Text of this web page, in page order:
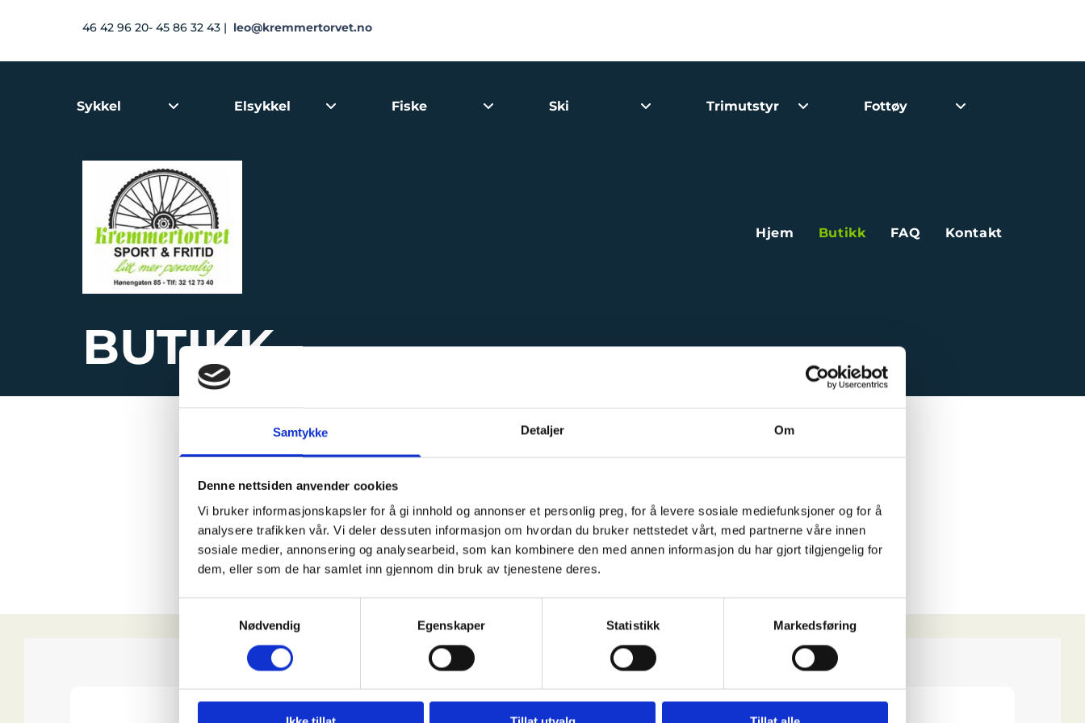
Samtykke Detaljer Om
Denne nettsiden anvender cookies
Vi bruker informasjonskapsler for å gi innhold og annonser et personlig preg, for å levere sosiale mediefunksjoner og for å
analysere trafikken vår. Vi deler dessuten informasjon om hvordan du bruker nettstedet vårt, med partnerne våre innen
sosiale medier, annonsering og analysearbeid, som kan kombinere den med annen informasjon du har gjort tilgjengelig for
dem, eller som de har samlet inn gjennom din bruk av tjenestene deres.
Nødvendig
Egenskaper Statistikk Markedsføring
46 42 96 20- 45 86 32 43 | leo@kremmertorvet.no
Sykkel Elsykkel Fiske Ski Trimutstyr Fottøy
Hjem Butikk FAQ Kontakt
BUTIKK
Hjem Kontakt